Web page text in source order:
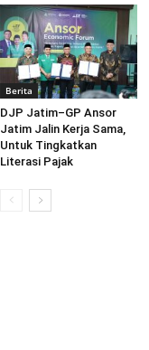
Berita
DJP Jatim–GP Ansor
Jatim Jalin Kerja Sama,
Untuk Tingkatkan
Literasi Pajak